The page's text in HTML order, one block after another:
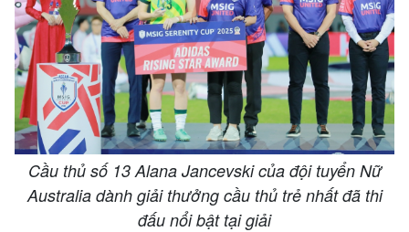
Cầu thủ số 13 Alana Jancevski của đội tuyển Nữ
Australia dành giải thưởng cầu thủ trẻ nhất đã thi
đấu nổi bật tại giải